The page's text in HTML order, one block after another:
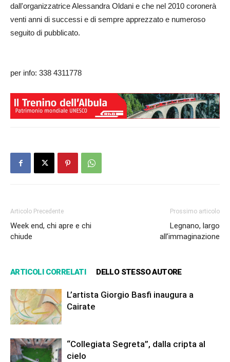
dall'organizzatrice Alessandra Oldani e che nel 2010 coronerà
venti anni di successi e di sempre apprezzato e numeroso
seguito di pubblicato.
per info: 338 4311778
Articolo Precedente
Week end, chi apre e chi
chiude
Prossimo articolo
Legnano, largo
all’immaginazione
ARTICOLI CORRELATI DELLO STESSO AUTORE
L’artista Giorgio Basfi inaugura a
Cairate
“Collegiata Segreta”, dalla cripta al
cielo